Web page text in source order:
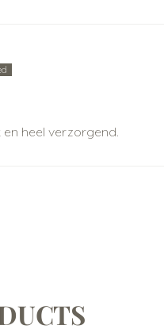
heel verzorgend.